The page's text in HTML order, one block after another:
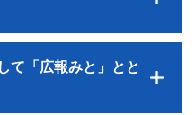
て「広報みと」とと